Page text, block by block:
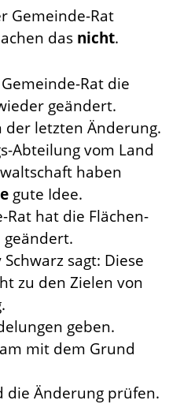
Gemeinde-Rat
das nicht.
Rat die
geändert.
der letzten Änderung.
Abteilung vom Land
haben
gute Idee.
hat die Flächen-
sagt: Diese
zu den Zielen von
geben.
mit dem Grund
die Änderung prüfen.